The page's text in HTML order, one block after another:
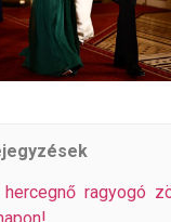
hercegnő ragyogó